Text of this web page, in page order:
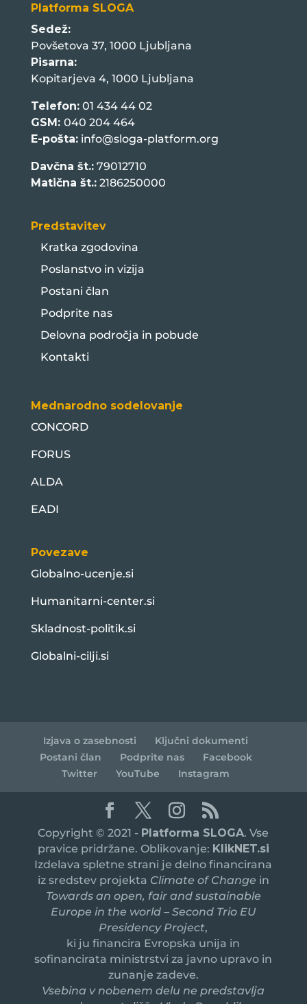
Platforma SLOGA
Sedež:
Povšetova 37, 1000 Ljubljana
Pisarna:
Kopitarjeva 4, 1000 Ljubljana
Telefon:01 434 44 02
GSM: 040 204 464
E-pošta: info@sloga-platform.org
Davčna št.:79012710
Matična št.:2186250000
Predstavitev
Kratka zgodovina
Poslanstvo in vizija
Postani član
Podprite nas
Delovna področja in pobude
Kontakti
Mednarodno sodelovanje
CONCORD
FORUS
ALDA
EADI
Povezave
Globalno-ucenje.si
Humanitarni-center.si
Skladnost-politik.si
Globalni-cilji.si
Izjava o zasebnosti
Ključni dokumenti
Postani član
Podprite nas
Facebook
Twitter
YouTube Instagram
Copyright © 2021 - Platforma SLOGA. Vse
pravice pridržane. Oblikovanje: KlikNET.si
Izdelava spletne strani je delno financirana
iz sredstev projekta Climate of Change in
Towards an open, fair and sustainable
Europe in the world – Second Trio EU
Presidency Project,
ki ju financira Evropska unija in
sofinancirata ministrstvi za javno upravo in
zunanje zadeve.
Vsebina v nobenem delu ne predstavlja